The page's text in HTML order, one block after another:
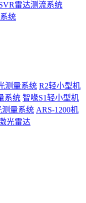
雷达测流系统
统
测量系统 R2轻小型机
系统 智喙S1轻小型机
测量系统 ARS-1200机
光雷达